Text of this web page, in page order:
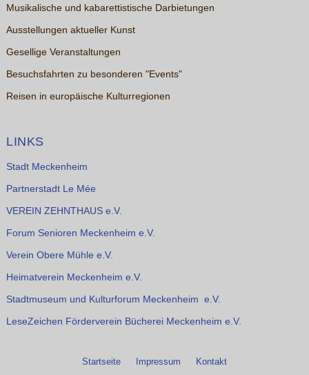
Musikalische und kabarettistische Darbietungen
Ausstellungen aktueller Kunst
Gesellige Veranstaltungen
Besuchsfahrten zu besonderen "Events"
Reisen in europäische Kulturregionen
LINKS
Stadt Meckenheim
Partnerstadt Le Mée
VEREIN ZEHNTHAUS e.V.
Forum Senioren Meckenheim e.V.
Verein Obere Mühle e.V.
Heimatverein Meckenheim e.V.
Stadtmuseum und Kulturforum Meckenheim e.V.
LeseZeichen Förderverein Bücherei Meckenheim e.V.
Startseite Impressum Kontakt